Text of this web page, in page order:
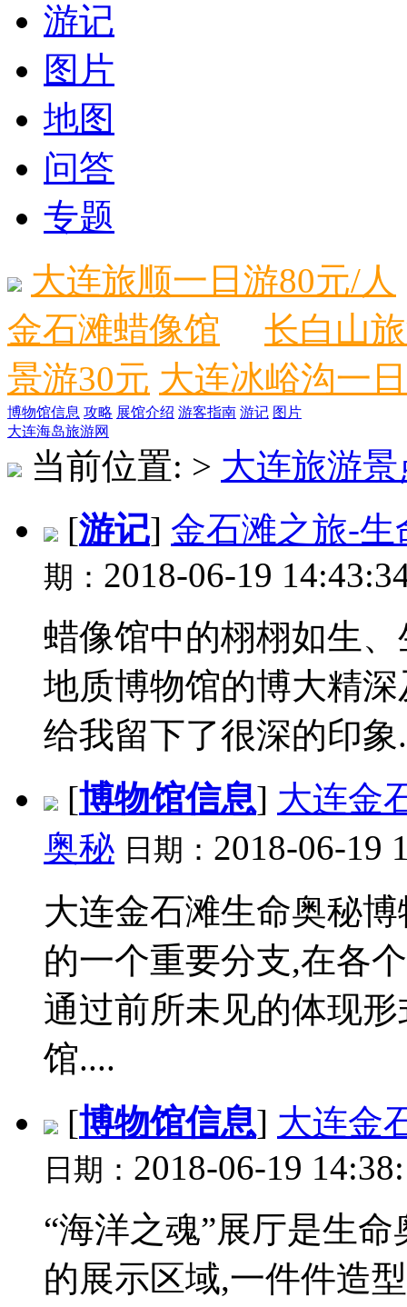
游记
图片
地图
问答
专题
大连旅顺一日游80元/人
金石滩蜡像馆
长白山
景游30元 大连冰峪沟一
博物馆信息 攻略 展馆介绍 游客指南 游记 图片
大连海岛旅游网
当前位置: > 大连旅游景
[游记] 金石滩之旅-
期： 2018-06-19
蜡像馆中的栩栩如生
地质博物馆的博大精
给我留下了很深的印象
[博物馆信息] 大连金
奥秘 日期： 2018-06-19
大连金石滩生命奥秘
的一个重要分支,在各
通过前所未见的体现
馆....
[博物馆信息] 大连金
日期： 2018-06-19
“海洋之魂”展厅是生
的展示区域,一件件造